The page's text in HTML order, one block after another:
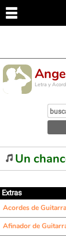
Letra y
Un
Extras
Acordes de Guitarra
Afinador de